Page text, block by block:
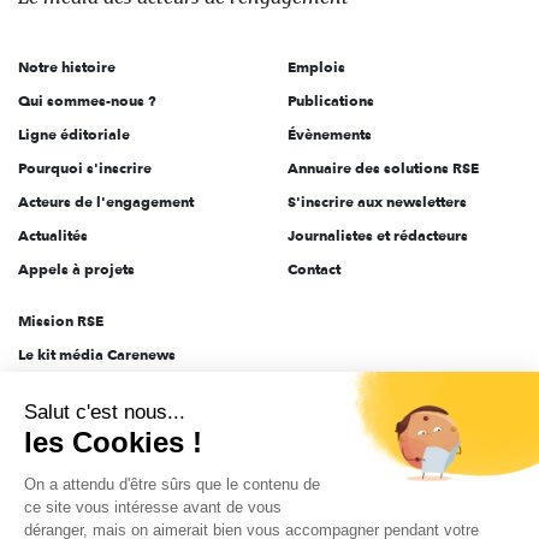
l'engagement
Notre histoire
Qui sommes-nous ?
Ligne éditoriale
Pourquoi s'inscrire
Acteurs de l'engagement
Actualités
Appels à projets
Emplois
Publications
Évènements
Annuaire des solutions RSE
S'inscrire aux newsletters
Journalistes et rédacteurs
Contact
Mission RSE
Le kit média Carenews
AEF info
Novethic
PRODURABLE
Inclusiv Day
Salut c'est nous...
les Cookies !
On a attendu d'être sûrs que le contenu de
ce site vous intéresse avant de vous
déranger, mais on aimerait bien vous accompagner pendant votre